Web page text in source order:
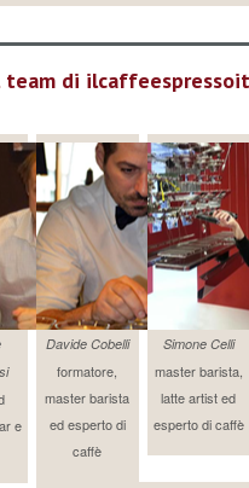
team di
e
Davide Cobelli
formatore,
master barista
ed esperto di
caffè
Simone Celli
master barista,
latte artist ed
esperto di caffè